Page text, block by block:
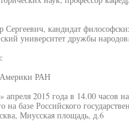
кандидат
университет дружбы
РАН
апреля 2015 года в 14.00 часов
на базе Российского
Миусская площадь, д.6